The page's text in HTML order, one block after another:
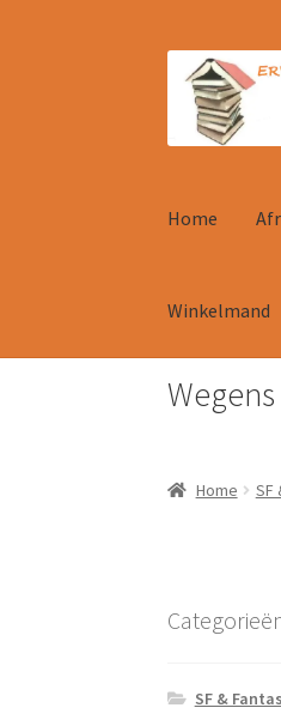
door
naar
navigatie
naar
inhoud
Home
Winkelmand
Home
Home SF
SF &